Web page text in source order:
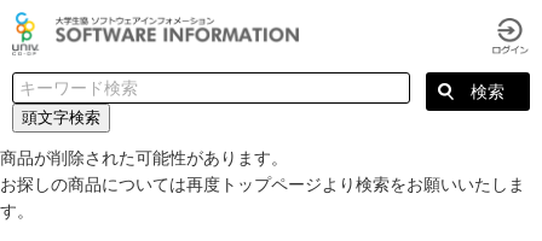
頭文字検索
商品が削除された可能性があります。
お探しの商品については再度トップページより検索をお願いいたしま
す。